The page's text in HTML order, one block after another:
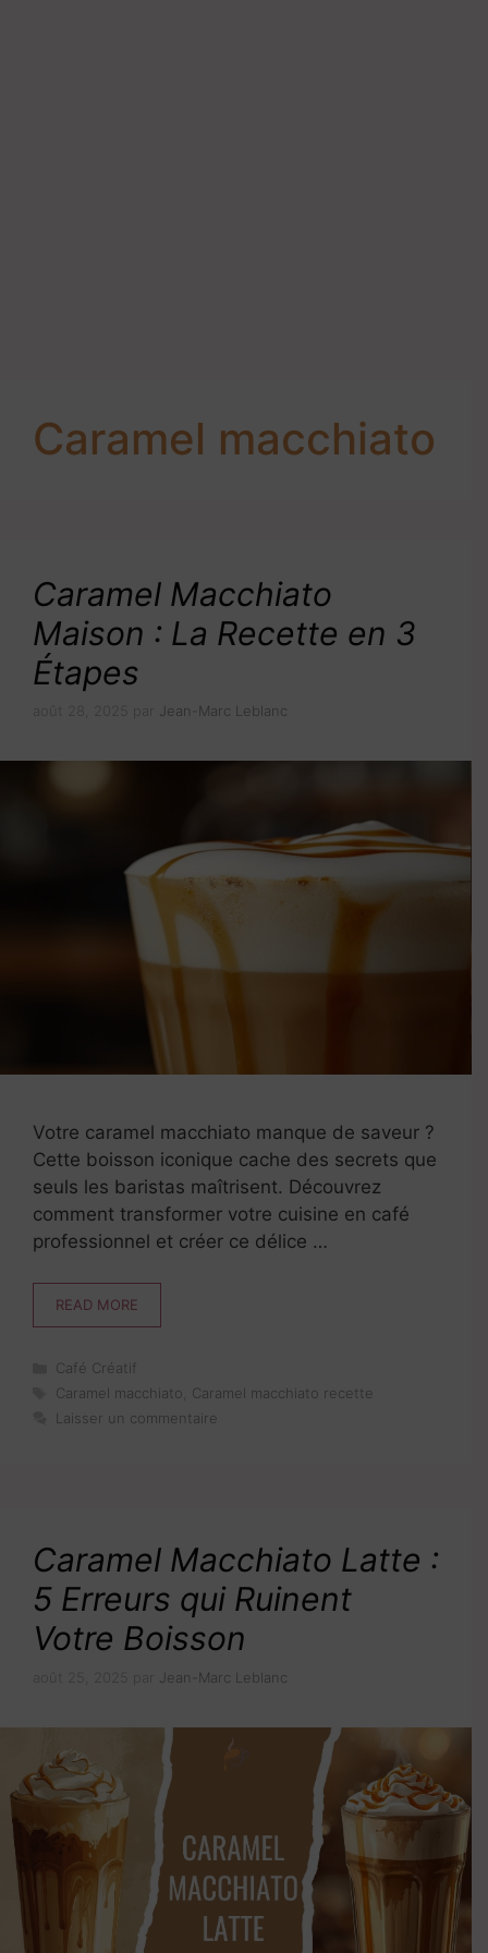
Caramel macchiato
Caramel Macchiato
Maison : La Recette en 3
Étapes
Jean-Marc Leblanc
Votre caramel macchiato manque de saveur ?
Cette boisson iconique cache des secrets que
seuls les baristas maîtrisent. Découvrez
comment transformer votre cuisine en café
professionnel et créer ce délice …
READ MORE
Catégories
Café Créatif
Étiquettes
Caramel macchiato
Caramel macchiato recette
Laisser un commentaire
Caramel Macchiato Latte :
5 Erreurs qui Ruinent
Votre Boisson
Jean-Marc Leblanc